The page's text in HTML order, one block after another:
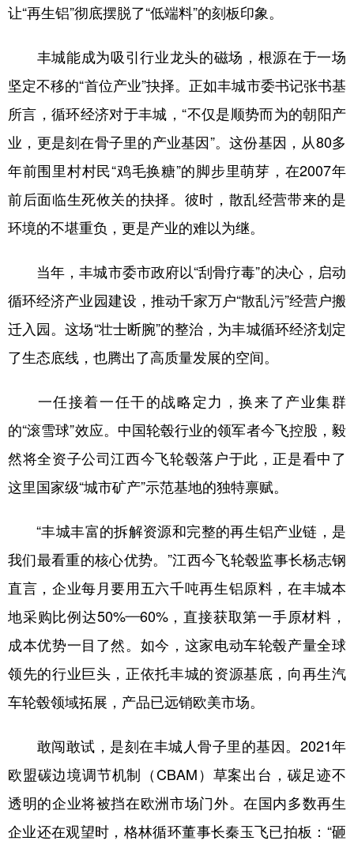
新疆 内蒙古 黑龙江
English Español Français عربى
Русский язык 日本語 한국어
Deutsch Português
让“再生铝”彻底摆脱了“低端料”的刻板印象。
丰城能成为吸引行业龙头的磁场，根源在于一场
坚定不移的“首位产业”抉择。正如丰城市委书记张书基
所言，循环经济对于丰城，“不仅是顺势而为的朝阳产
业，更是刻在骨子里的产业基因”。这份基因，从80多
年前围里村村民“鸡毛换糖”的脚步里萌芽，在2007年
前后面临生死攸关的抉择。彼时，散乱经营带来的是
环境的不堪重负，更是产业的难以为继。
当年，丰城市委市政府以“刮骨疗毒”的决心，启动
循环经济产业园建设，推动千家万户“散乱污”经营户搬
迁入园。这场“壮士断腕”的整治，为丰城循环经济划定
了生态底线，也腾出了高质量发展的空间。
一任接着一任干的战略定力，换来了产业集群
的“滚雪球”效应。中国轮毂行业的领军者今飞控股，毅
然将全资子公司江西今飞轮毂落户于此，正是看中了
这里国家级“城市矿产”示范基地的独特禀赋。
“丰城丰富的拆解资源和完整的再生铝产业链，是
我们最看重的核心优势。”江西今飞轮毂监事长杨志钢
直言，企业每月要用五六千吨再生铝原料，在丰城本
地采购比例达50%—60%，直接获取第一手原材料，
成本优势一目了然。如今，这家电动车轮毂产量全球
领先的行业巨头，正依托丰城的资源基底，向再生汽
车轮毂领域拓展，产品已远销欧美市场。
敢闯敢试，是刻在丰城人骨子里的基因。2021年
欧盟碳边境调节机制（CBAM）草案出台，碳足迹不
透明的企业将被挡在欧洲市场门外。在国内多数再生
企业还在观望时，格林循环董事长秦玉飞已拍板：“砸